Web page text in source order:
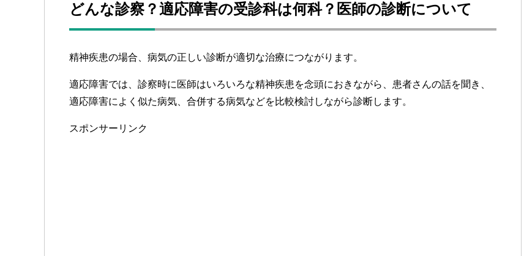
どんな診察？適応障害の受診科は何科？医師の診断について
精神疾患の場合、病気の正しい診断が適切な治療につながります。
適応障害では、診察時に医師はいろいろな精神疾患を念頭におきながら、患者さんの話を聞き、
適応障害によく似た病気、合併する病気などを比較検討しながら診断します。
スポンサーリンク